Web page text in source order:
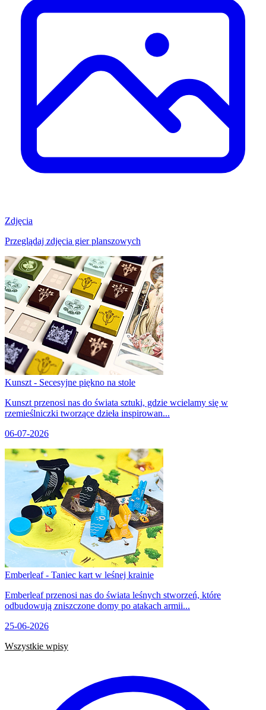
Zdjęcia
Przeglądaj zdjęcia gier planszowych
Kunszt - Secesyjne piękno na stole
Kunszt przenosi nas do świata sztuki, gdzie wcielamy się w
rzemieślniczki tworzące dzieła inspirowan...
06-07-2026
Emberleaf - Taniec kart w leśnej krainie
Emberleaf przenosi nas do świata leśnych stworzeń, które
odbudowują zniszczone domy po atakach armii...
25-06-2026
Wszystkie wpisy